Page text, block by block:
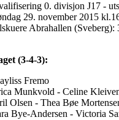
0. divisjon J17 -
29. november 2015
Abrahallen (Sveberg):
(3-4-3):
Fremo
Munkvold - Celine
Olsen - Thea Bøe
Bye-Andersen - Victoria